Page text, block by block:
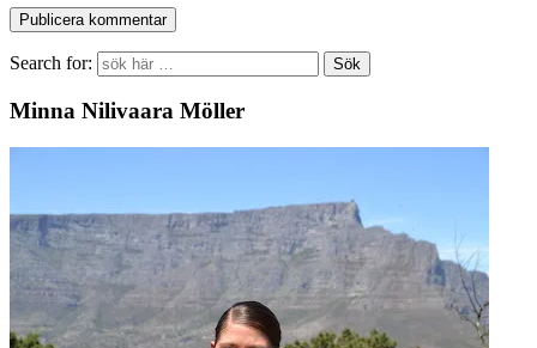
Search for:
Minna Nilivaara Möller